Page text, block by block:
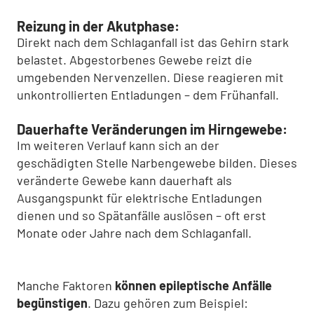
Reizung in der Akutphase:
Direkt nach dem Schlaganfall ist das Gehirn stark
belastet. Abgestorbenes Gewebe reizt die
umgebenden Nervenzellen. Diese reagieren mit
unkontrollierten Entladungen – dem Frühanfall.
Dauerhafte Veränderungen im Hirngewebe:
Im weiteren Verlauf kann sich an der
geschädigten Stelle Narbengewebe bilden. Dieses
veränderte Gewebe kann dauerhaft als
Ausgangspunkt für elektrische Entladungen
dienen und so Spätanfälle auslösen – oft erst
Monate oder Jahre nach dem Schlaganfall.
Manche Faktoren können epileptische Anfälle
begünstigen. Dazu gehören zum Beispiel: